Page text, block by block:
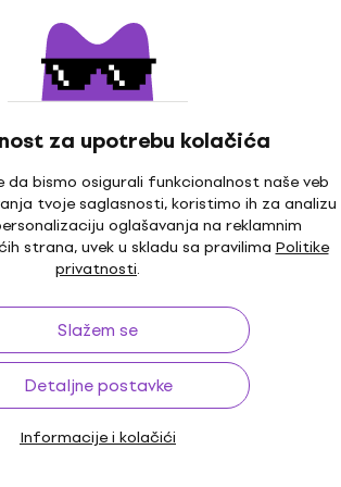
za upotrebu kolačića
bismo osigurali funkcionalnost naše veb
tvoje saglasnosti, koristimo ih za analizu
oglašavanja na reklamnim
strana, uvek u skladu sa pravilima Politike
privatnosti.
Slažem se
Detaljne postavke
Informacije i kolačići
Mini Dual Vocal Бежични
537.500MHz + US25C:
(Samo raspakovano)
MINI Vocal Бежични сет
(Kao novo)